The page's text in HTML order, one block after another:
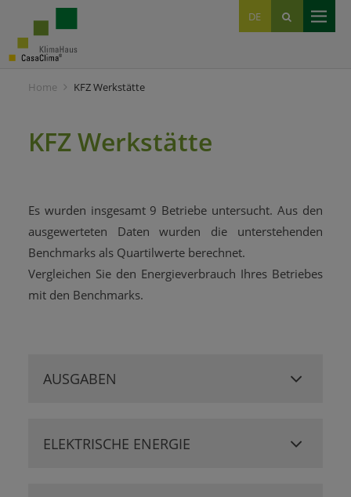
DE
IT
EN
Home KFZ Werkstätte
KFZ Werkstätte
Es wurden insgesamt 9 Betriebe untersucht. Aus den
ausgewerteten Daten wurden die unterstehenden
Benchmarks als Quartilwerte berechnet.
Vergleichen Sie den Energieverbrauch Ihres Betriebes
mit den Benchmarks.
AUSGABEN
ELEKTRISCHE ENERGIE